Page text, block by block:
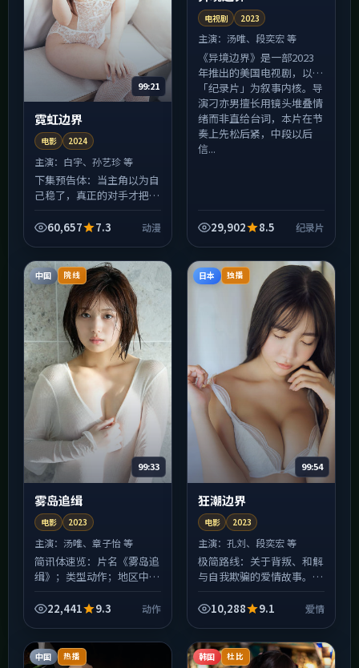
99:21
霓虹边界
电影 2024
主演： 白宇、孙艺珍 等
下集预告体：当主角以为自
己稳了，真正的对手才把棋
段会比你想的更狠。电影在
与...
60,657 7.3 动漫
电视剧 2023
主演：汤唯、段奕宏 等
《异境边界》是一部2023
年推出的美国电视剧，以
「纪录片」为叙事内核。导
演刁亦男擅长用镜头堆叠情
绪而非直给台词，本片在节
奏上先松后紧，中段以后
信...
29,902 8.5 纪录片
中国 院线
99:33
雾岛追缉
电影 2023
主演：汤唯、章子怡 等
简讯体速览：片名《雾岛追
缉》；类型动作；地区中国
词：克制、压迫感、后劲偏
嘈...
22,441 9.3 动作
日本 独播
99:54
狂潮边界
电影 2023
主演：孔刘、段奕宏 等
极简路线：关于背叛、和解
与自我欺骗的爱情故事。片
于日本拍摄。对白少、留白
10,288 9.1 爱情
中国 热播 韩国 杜比